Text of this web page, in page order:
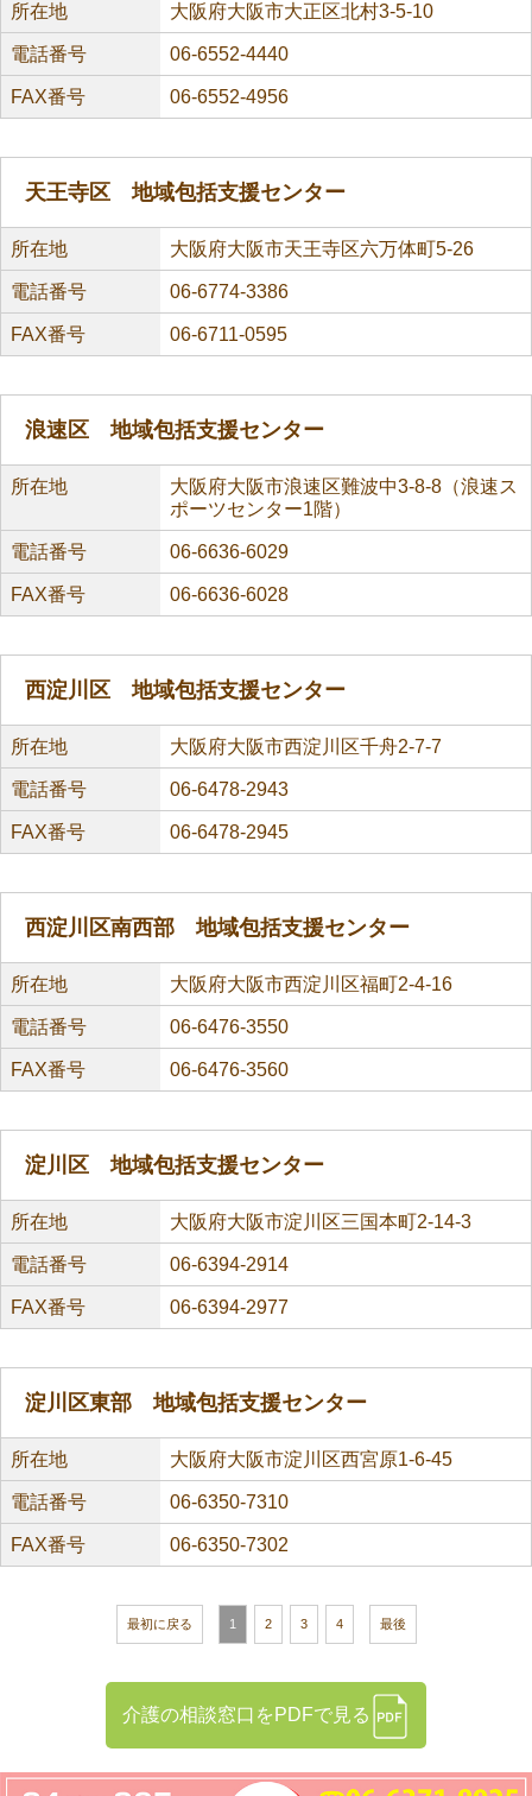
所在地 大阪府大阪市大正区北村3-5-10
電話番号 06-6552-4440
FAX番号 06-6552-4956
天王寺区 地域包括支援センター
所在地 大阪府大阪市天王寺区六万体町5-26
電話番号 06-6774-3386
FAX番号 06-6711-0595
浪速区 地域包括支援センター
所在地
大阪府大阪市浪速区難波中3-8-8（浪速ス
ポーツセンター1階）
電話番号 06-6636-6029
FAX番号 06-6636-6028
西淀川区 地域包括支援センター
所在地 大阪府大阪市西淀川区千舟2-7-7
電話番号 06-6478-2943
FAX番号 06-6478-2945
西淀川区南西部 地域包括支援センター
所在地 大阪府大阪市西淀川区福町2-4-16
電話番号 06-6476-3550
FAX番号 06-6476-3560
淀川区 地域包括支援センター
所在地 大阪府大阪市淀川区三国本町2-14-3
電話番号 06-6394-2914
FAX番号 06-6394-2977
淀川区東部 地域包括支援センター
所在地 大阪府大阪市淀川区西宮原1-6-45
電話番号 06-6350-7310
FAX番号 06-6350-7302
最初に戻る 1 2 3 4 最後
介護の相談窓口をPDFで見る